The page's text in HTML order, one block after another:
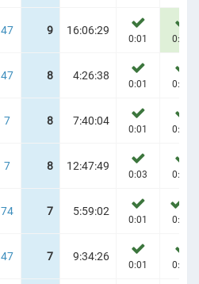
47 9 16:06:29
0:01 0:02
47 8 4:26:38
0:01 0:04
7 8 7:40:04
0:01 0:06
7 8 12:47:49
0:03 0:05
74 7 5:59:02
0:01 0:11
47 7 9:34:26
0:01 0:03